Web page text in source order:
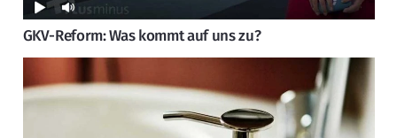
GKV-Reform: Was kommt auf uns zu?